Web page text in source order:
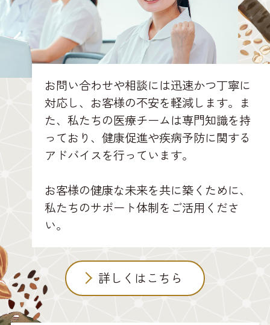
お問い合わせや相談には迅速かつ丁寧に
対応し、お客様の不安を軽減します。ま
た、私たちの医療チームは専門知識を持
っており、健康促進や疾病予防に関する
アドバイスを行っています。
お客様の健康な未来を共に築くために、
私たちのサポート体制をご活用くださ
い。
詳しくはこちら